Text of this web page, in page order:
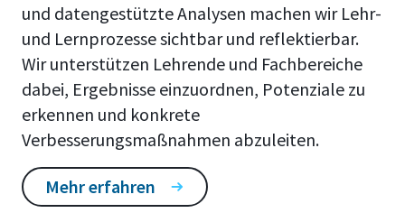
und datengestützte Analysen machen wir Lehr-
und Lernprozesse sichtbar und reflektierbar.
Wir unterstützen Lehrende und Fachbereiche
dabei, Ergebnisse einzuordnen, Potenziale zu
erkennen und konkrete
Verbesserungsmaßnahmen abzuleiten.
Mehr erfahren